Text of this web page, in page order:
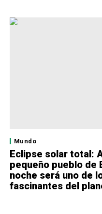
Mundo
Eclipse solar total:
pequeño pueblo de
noche será uno de
fascinantes del